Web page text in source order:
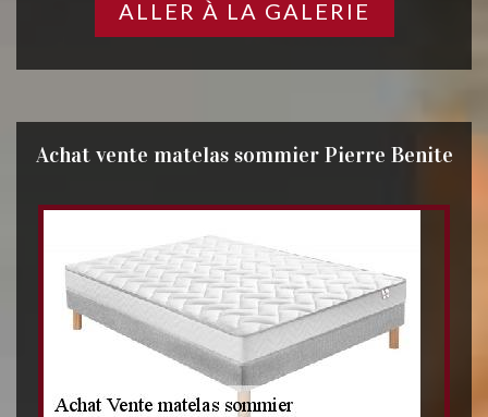
ALLER À LA GALERIE
Achat vente matelas sommier Pierre Benite